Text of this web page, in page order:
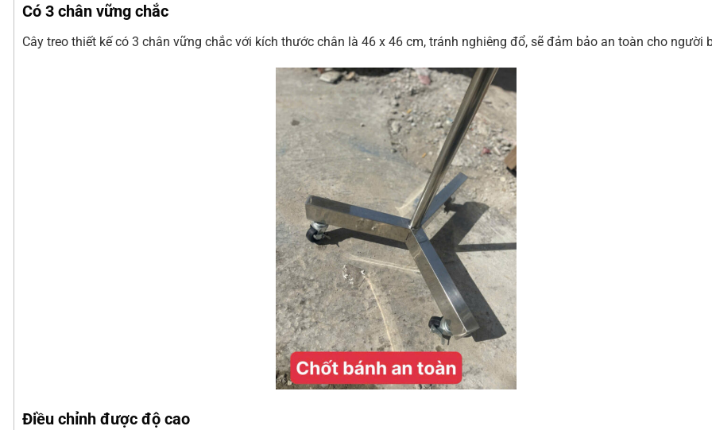
Có 3 chân vững chắc
Cây treo thiết kế có 3 chân vững chắc với kích thước chân là 46 x 46 cm, tránh nghiêng đổ, sẽ đảm bảo an toàn cho người
Điều chỉnh được độ cao